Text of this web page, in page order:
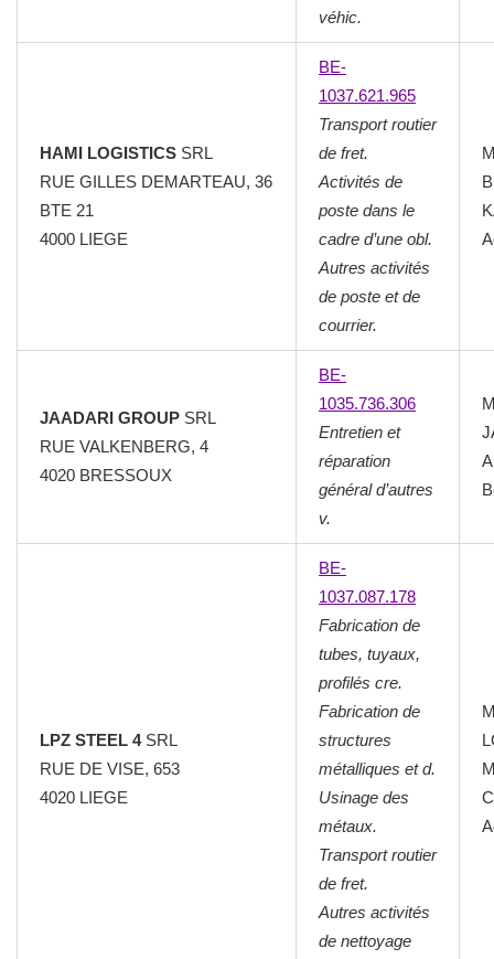
véhic.
HAMI LOGISTICS SRL
RUE GILLES DEMARTEAU, 36
BTE 21
4000 LIEGE
BE-
1037.621.965
Transport routier
de fret.
Activités de
poste dans le
cadre d’une obl.
Autres activités
de poste et de
courrier.
JAADARI GROUP SRL
RUE VALKENBERG, 4
4020 BRESSOUX
BE-
1035.736.306
Entretien et
réparation
général d’autres
v.
LPZ STEEL 4SRL
RUE DE VISE, 653
4020 LIEGE
BE-
1037.087.178
Fabrication de
tubes, tuyaux,
profilés cre.
Fabrication de
structures
métalliques et d.
Usinage des
métaux.
Transport routier
de fret.
Autres activités
de nettoyage